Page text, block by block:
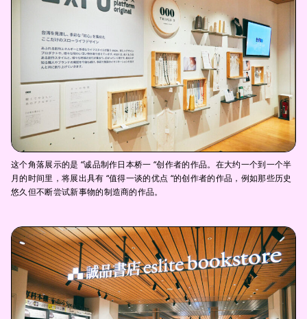
这个角落展示的是 “诚品制作日本桥一 “创作者的作品。在大约一个到一个半
月的时间里，将展出具有 “值得一谈的优点 “的创作者的作品，例如那些历史
悠久但不断尝试新事物的制造商的作品。